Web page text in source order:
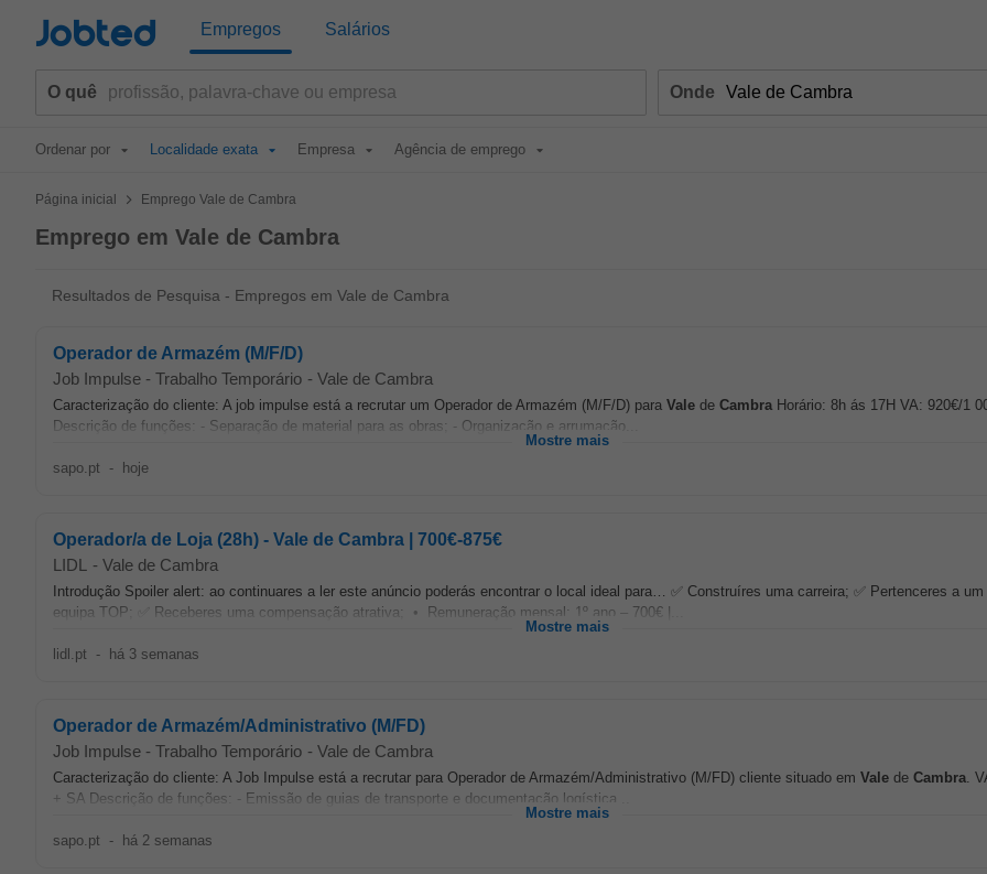
Jobted Empregos Salários
O quê Onde
Ordenar por Localidade exata Empresa Agência de emprego
Página inicial > Emprego Vale de Cambra
Emprego em Vale de Cambra
Resultados de Pesquisa - Empregos em Vale de Cambra
Operador de Armazém (M/F/D)
Job Impulse - Trabalho Temporário - Vale de Cambra
Caracterização do cliente: A job impulse está a recrutar um Operador de Armazém (M/F/D) para Vale de Cambra Horário: 8h ás 17H VA: 920€/1
Descrição de funções: - Separação de material para as obras; - Organização e arrumação...
Mostre mais
sapo.pt - hoje
Operador/a de Loja (28h) - Vale de Cambra | 700€-875€
LIDL
- Vale de Cambra
Introdução Spoiler alert: ao continuares a ler este anúncio poderás encontrar o local ideal para… ✅ Construíres uma carreira; ✅ Pertenceres a
equipa TOP; ✅ Receberes uma compensação atrativa; • Remuneração mensal: 1º ano – 700€ |...
Mostre mais
lidl.pt - há 3 semanas
Operador de Armazém/Administrativo (M/FD)
Job Impulse - Trabalho Temporário - Vale de Cambra
Caracterização do cliente: A Job Impulse está a recrutar para Operador de Armazém/Administrativo (M/FD) cliente situado em Vale de Cambra.
+ SA Descrição de funções: - Emissão de guias de transporte e documentação logística...
Mostre mais
sapo.pt - há 2 semanas